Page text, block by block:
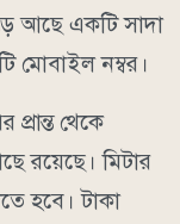
আছে একটি সাদা
মোবাইল নম্বর।
থেকে
রয়েছে। মিটার
হবে। টাকা